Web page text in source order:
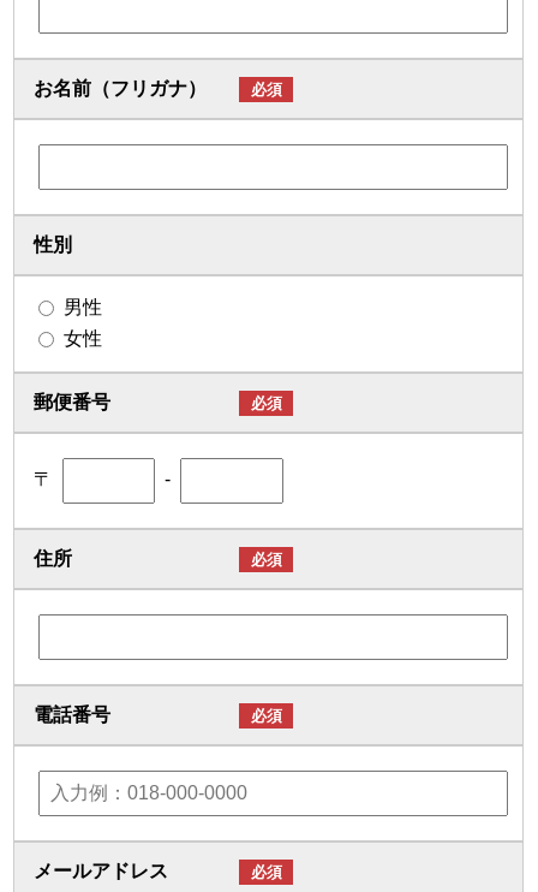
お名前（フリガナ） 必須
性別
男性
女性
郵便番号 必須
〒 -
住所 必須
電話番号 必須
メールアドレス 必須